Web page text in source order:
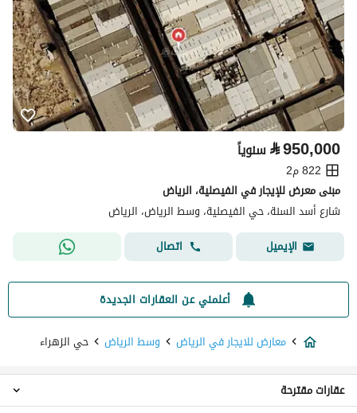
⃁950,000 سنوياً
822 م2
مبنى معرض للإيجار في الفيصلية، الرياض
شارع أسد السنة، حي الفيصلية، وسط الرياض، الرياض
الإيميل
اتصال
أعلمني عن العقارات الجديدة
معارض للايجار في الرياض
وسط الرياض حي الزهراء
عقارات مقترحة